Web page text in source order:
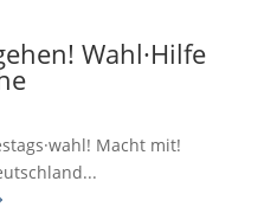
Wahl·Hilfe
Macht mit!